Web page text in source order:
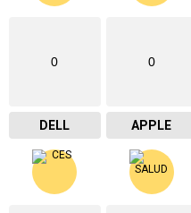
0
DELL
0
APPLE